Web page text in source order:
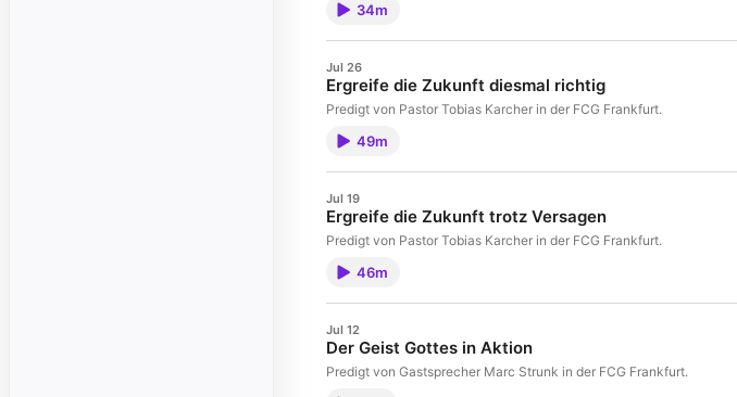
34m
Jul 26
Ergreife die Zukunft diesmal richtig
Predigt von Pastor Tobias Karcher in der FCG Frankfurt.
49m
Jul 19
Ergreife die Zukunft trotz Versagen
Predigt von Pastor Tobias Karcher in der FCG Frankfurt.
46m
Jul 12
Der Geist Gottes in Aktion
Predigt von Gastsprecher Marc Strunk in der FCG Frankfurt.